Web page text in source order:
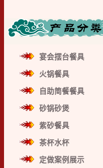
宴会摆台餐具
火锅餐具
自助简餐餐具
砂锅砂煲
紫砂餐具
茶杯水杯
定做案例展示